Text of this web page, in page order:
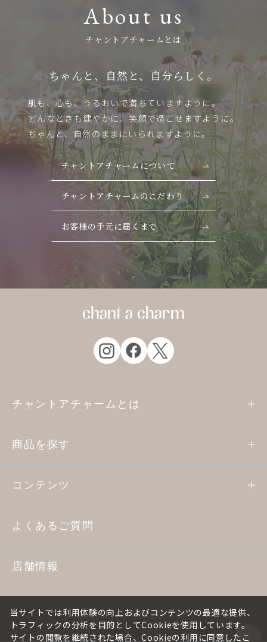
About us
チャントアチャームとは
ちゃんと、自然と、自分らしく。
肌も、心も、うるおいで満ちていますように。
どんなときも健やかに、笑顔で過ごせますように。
ちゃんと、自然のままにいられますように。
チャントアチャームについて
チャントアチャームのこだわり
お客様の手元に届くまで
チャントアチャームとは
商品を探す
コンテンツ
よくあるご質問
店舗情報
当サイトでは利用体験の向上およびコンテンツの最適な提供、
トラフィックの分析を目的としてCookieを使用しています。
サイトの閲覧を継続された場合、Cookieの利用に同意したこ